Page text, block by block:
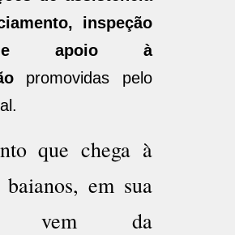
inspeção
e apoio à
promovidas pelo
que chega à
baianos, em sua
vem da